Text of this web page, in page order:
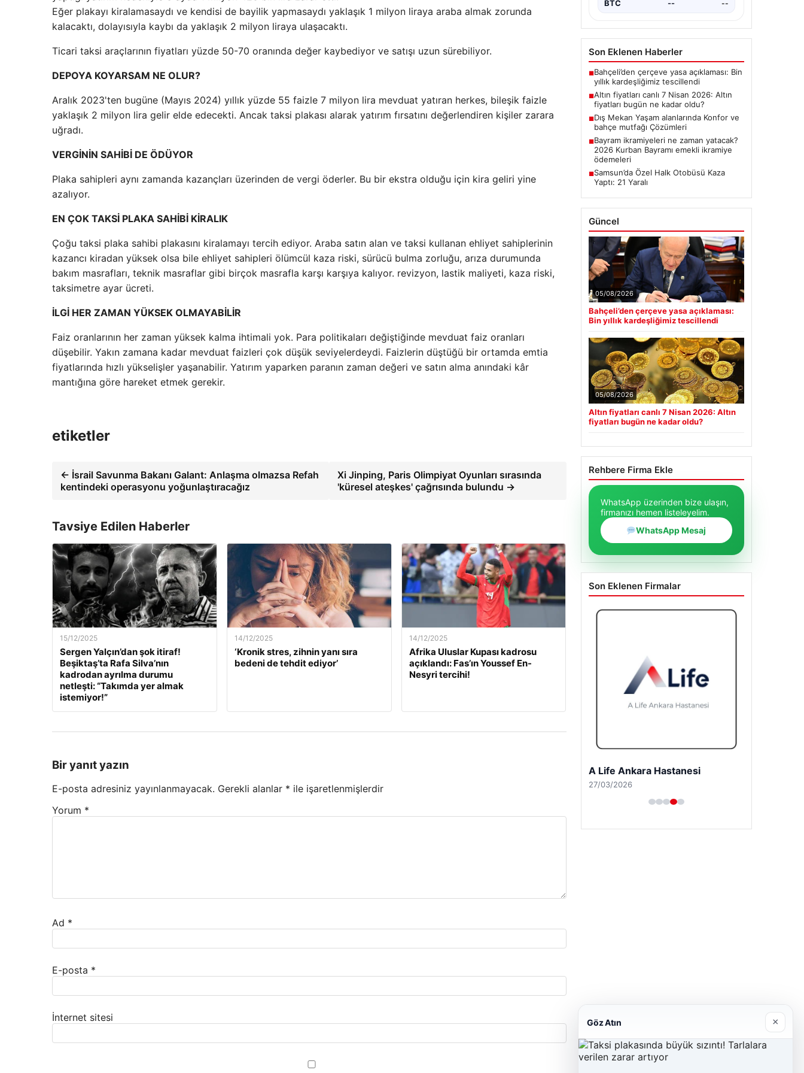
Eğer plakayı kiralamasaydı ve kendisi de bayilik yapmasaydı yaklaşık 1 milyon liraya araba almak zorunda
kalacaktı, dolayısıyla kaybı da yaklaşık 2 milyon liraya ulaşacaktı.
Ticari taksi araçlarının fiyatları yüzde 50-70 oranında değer kaybediyor ve satışı uzun sürebiliyor.
DEPOYA KOYARSAM NE OLUR?
Aralık 2023'ten bugüne (Mayıs 2024) yıllık yüzde 55 faizle 7 milyon lira mevduat yatıran herkes, bileşik faizle
yaklaşık 2 milyon lira gelir elde edecekti. Ancak taksi plakası alarak yatırım fırsatını değerlendiren kişiler zarara
uğradı.
VERGİNİN SAHİBİ DE ÖDÜYOR
Plaka sahipleri aynı zamanda kazançları üzerinden de vergi öderler. Bu bir ekstra olduğu için kira geliri yine
azalıyor.
EN ÇOK TAKSİ PLAKA SAHİBİ KİRALIK
Çoğu taksi plaka sahibi plakasını kiralamayı tercih ediyor. Araba satın alan ve taksi kullanan ehliyet sahiplerinin
kazancı kiradan yüksek olsa bile ehliyet sahipleri ölümcül kaza riski, sürücü bulma zorluğu, arıza durumunda
bakım masrafları, teknik masraflar gibi birçok masrafla karşı karşıya kalıyor. revizyon, lastik maliyeti, kaza riski,
taksimetre ayar ücreti.
İLGİ HER ZAMAN YÜKSEK OLMAYABİLİR
Faiz oranlarının her zaman yüksek kalma ihtimali yok. Para politikaları değiştiğinde mevduat faiz oranları
düşebilir. Yakın zamana kadar mevduat faizleri çok düşük seviyelerdeydi. Faizlerin düştüğü bir ortamda emtia
fiyatlarında hızlı yükselişler yaşanabilir. Yatırım yaparken paranın zaman değeri ve satın alma anındaki kâr
mantığına göre hareket etmek gerekir.
etiketler
← İsrail Savunma Bakanı Galant: Anlaşma olmazsa Refah
kentindeki operasyonu yoğunlaştıracağız
Xi Jinping, Paris Olimpiyat Oyunları sırasında
'küresel ateşkes' çağrısında bulundu →
Tavsiye Edilen Haberler
15/12/2025
Sergen Yalçın’dan şok itiraf!
Beşiktaş’ta Rafa Silva’nın
kadrodan ayrılma durumu
netleşti: “Takımda yer almak
istemiyor!”
14/12/2025
‘Kronik stres, zihnin yanı sıra
bedeni de tehdit ediyor’
14/12/2025
Afrika Uluslar Kupası kadrosu
açıklandı: Fas’ın Youssef En-
Nesyri tercihi!
Bir yanıt yazın
E-posta adresiniz yayınlanmayacak. Gerekli alanlar * ile işaretlenmişlerdir
Yorum *
Ad *
E-posta *
İnternet sitesi
ilçesinde yoğun…
ALTIN -- --
Son Eklenen Haberler
■Bahçeli’den çerçeve yasa açıklaması: Bin
yıllık kardeşliğimiz tescillendi
■Altın fiyatları canlı 7 Nisan 2026: Altın
fiyatları bugün ne kadar oldu?
■Dış Mekan Yaşam alanlarında Konfor ve
bahçe mutfağı Çözümleri
Bayram ikramiyeleri ne zaman yatacak?
2026 Kurban Bayramı emekli ikramiye
ödemeleri
Güncel
05/08/2026
Bin yıllık kardeşliğimiz tescillendi
05/08/2026
Rehbere Firma Ekle
WhatsApp üzerinden bize ulaşın,
firmanızı hemen listeleyelim.
Son Eklenen Firmalar
A Life Pursaklar Hastanesi
Göz Atın ×